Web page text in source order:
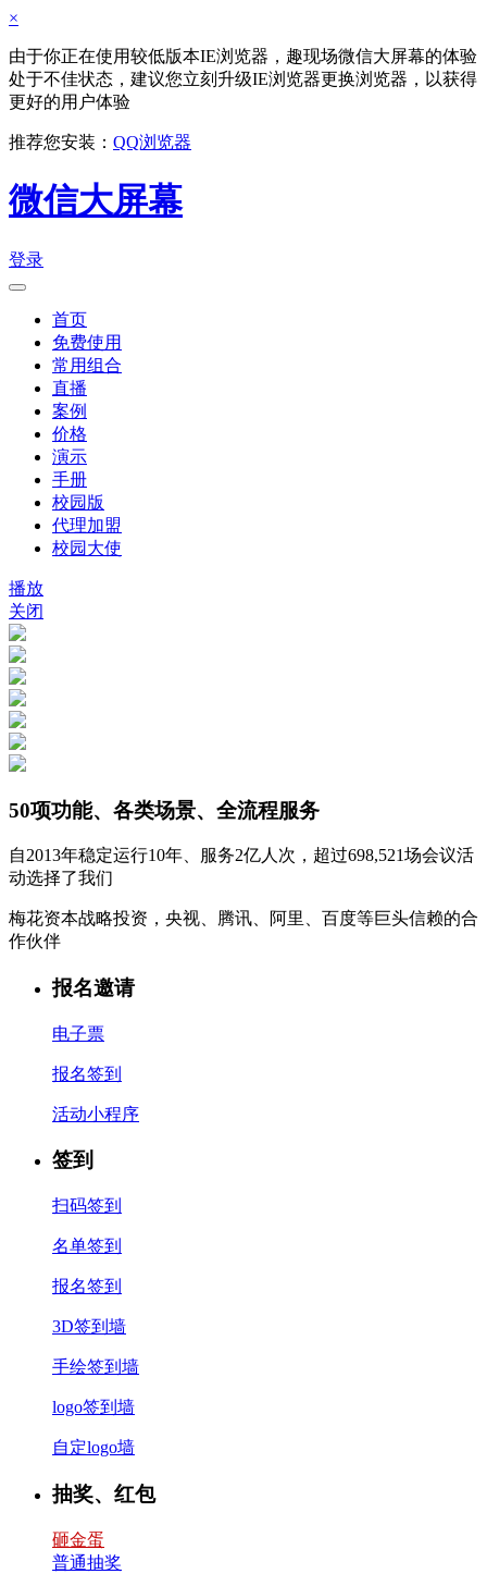
×
由于你正在使用较低版本IE浏览器，趣现场微信大屏幕的体验
处于不佳状态，建议您立刻升级IE浏览器更换浏览器，以获得
更好的用户体验
推荐您安装： QQ浏览器
微信大屏幕
登录
首页
免费使用
常用组合
直播
案例
价格
演示
手册
校园版
代理加盟
校园大使
播放
关闭
50项功能、各类场景、全流程服务
自2013年稳定运行10年、服务2亿人次，超过698,521场会议活
动选择了我们
梅花资本战略投资，央视、腾讯、阿里、百度等巨头信赖的合
作伙伴
报名邀请
电子票
报名签到
活动小程序
签到
扫码签到
名单签到
报名签到
3D签到墙
手绘签到墙
logo签到墙
自定logo墙
抽奖、红包
砸金蛋
普通抽奖